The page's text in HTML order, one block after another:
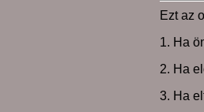
Ezt az
1. Ha
2. Ha
3. Ha